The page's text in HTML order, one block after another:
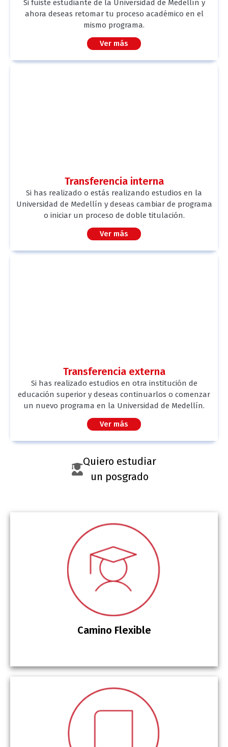
Quiero estudiar
un posgrado
Si fuiste estudiante de la Universidad de Medellín y
ahora deseas retomar tu proceso académico en el
mismo programa.
Ver más
Transferencia interna
Si has realizado o estás realizando estudios en la
Universidad de Medellín y deseas cambiar de programa
o iniciar un proceso de doble titulación.
Ver más
Transferencia externa
Si has realizado estudios en otra institución de
educación superior y deseas continuarlos o comenzar
un nuevo programa en la Universidad de Medellín.
Ver más
Camino Flexible